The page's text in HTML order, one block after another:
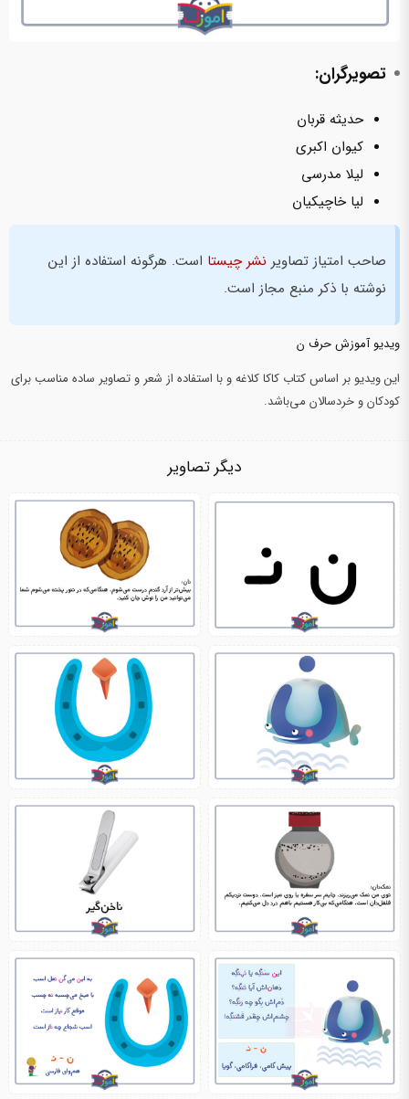
تصویرگران:
حدیثه قربان
کیوان اکبری
لیلا مدرسی
لیا خاچیکیان
صاحب امتیاز تصاویر نشر چیستا است. هرگونه استفاده از این
نوشته با ذکر منبع مجاز است.
ویدیو آموزش حرف ن
این ویدیو بر اساس کتاب کاکا کلاغه و با استفاده از شعر و تصاویر ساده مناسب برای
کودکان و خردسالان می‌باشد.
دیگر تصاویر